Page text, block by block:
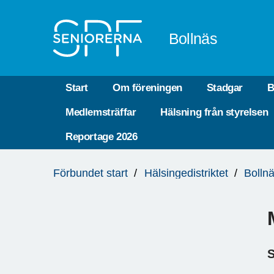
Bollnäs
Start Om föreningen Stadgar
Medlemsträffar Hälsning från styrelsen
Reportage 2026
är
Förbundet start Hälsingedistriktet